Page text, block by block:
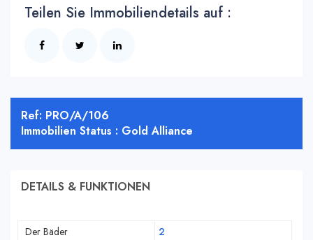
Teilen Sie Immobiliendetails auf :
Ref: PRO/A/106
Immobilien Status : Gold Alliance
DETAILS & FUNKTIONEN
Der Bäder
2